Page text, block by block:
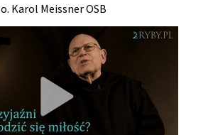
o. Karol Meissner OSB